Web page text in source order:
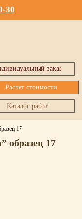
30
заказ
Расчет стоимости
Каталог работ
17
образец 17